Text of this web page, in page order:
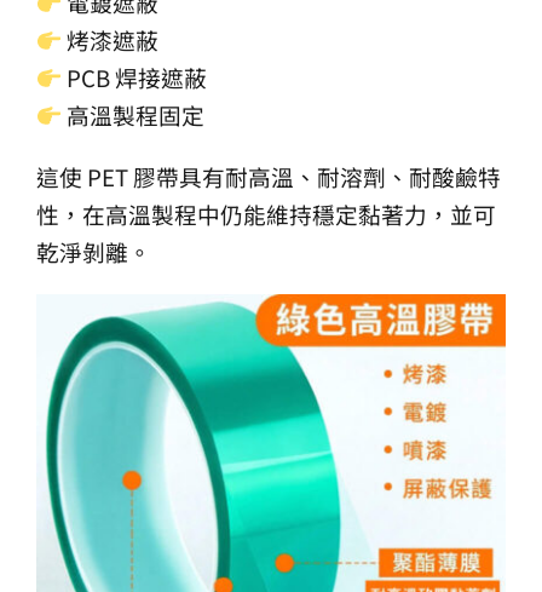
烤漆遮蔽
PCB 焊接遮蔽
高溫製程固定
這使 PET 膠帶具有耐高溫、耐溶劑、耐酸鹼特
性，在高溫製程中仍能維持穩定黏著力，並可
乾淨剝離。